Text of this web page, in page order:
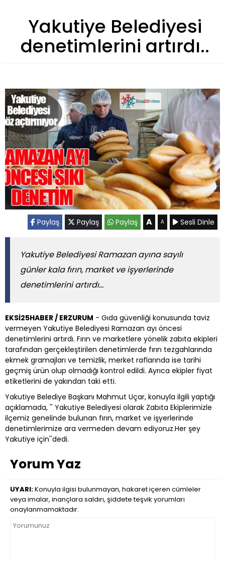
Yakutiye Belediyesi
denetimlerini artırdı..
Paylaş Paylaş Paylaş A A Sesli Dinle
Yakutiye Belediyesi Ramazan ayına sayılı
günler kala fırın, market ve işyerlerinde
denetimlerini artırdı...
EKSİ25HABER / ERZURUM - Gıda güvenliği konusunda taviz
vermeyen Yakutiye Belediyesi Ramazan ayı öncesi
denetimlerini artırdı. Fırın ve marketlere yönelik zabıta ekipleri
tarafından gerçekleştirilen denetimlerde fırın tezgahlarında
ekmek gramajları ve temizlik, merket raflarında ise tarihi
geçmiş ürün olup olmadığı kontrol edildi. Ayrıca ekipler fiyat
etiketlerini de yakından taki etti.
Yakutiye Belediye Başkanı Mahmut Uçar, konuyla ilgili yaptığı
açıklamada, '' Yakutiye Belediyesi olarak Zabıta Ekiplerimizle
ilçemiz genelinde bulunan fırın, market ve işyerlerinde
denetimlerimize ara vermeden devam ediyoruz.Her şey
Yakutiye için''dedi.
Yorum Yaz
UYARI:Konuyla ilgisi bulunmayan, hakaret içeren cümleler
veya imalar, inançlara saldırı, şiddete teşvik yorumları
onaylanmamaktadır.